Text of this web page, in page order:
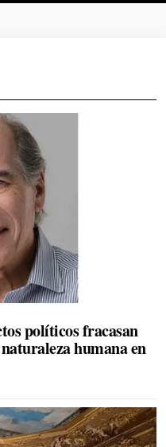
políticos fracasan
humana en